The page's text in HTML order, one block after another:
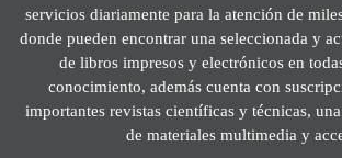
servicios diariamente para la atención de
donde pueden encontrar una seleccionada y
de libros impresos y electrónicos en
conocimiento, además cuenta con
importantes revistas científicas y técnicas,
de materiales multimedia y